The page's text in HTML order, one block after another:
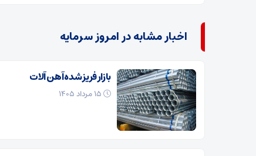
اخبار مشابه در امروز سرمایه
بازار فریز شده آهن آلات